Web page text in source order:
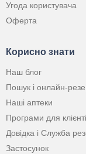
Угода користувача
Оферта
Корисно знати
Наш блог
Пошук і онлайн-
Наші аптеки
Програми для
Довідка і Служба
Застосунок